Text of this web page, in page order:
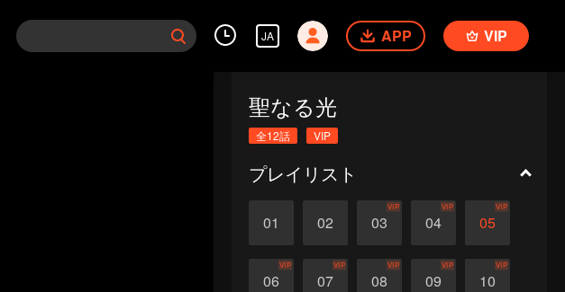
JA APP VIP
聖なる光
全12話 VIP
プレイリスト
01 02 03
VIP
04
VIP
05
VIP
06
VIP
07
VIP
08
VIP
09
VIP
10
VIP